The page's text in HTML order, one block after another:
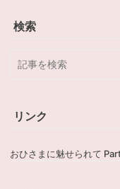
検索
リンク
おひさまに魅せられて